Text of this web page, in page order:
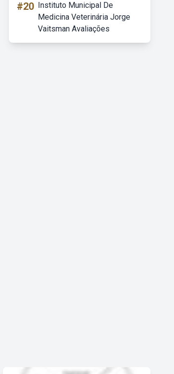
#20 Instituto Municipal De
Medicina Veterinária Jorge
Vaitsman Avaliações